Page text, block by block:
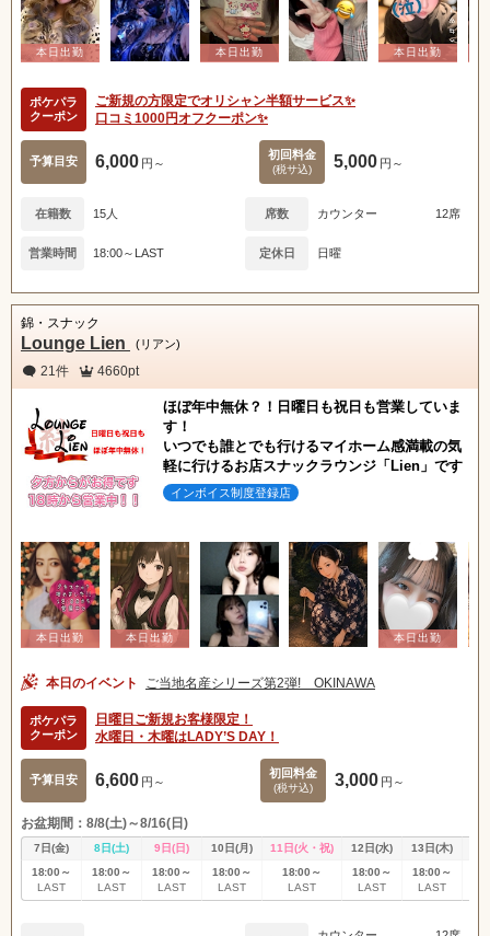
ポケパラ
クーポン
ご新規の方限定でオリシャン半額サービス✨
口コミ1000円オフクーポン✨
予算目安 6,000 円～
初回料金
(税サ込) 5,000 円～
在籍数 15人 席数 カウンター 12席
営業時間 18:00～LAST 定休日 日曜
錦・スナック
Lounge Lien (リアン)
21件 4660pt
ほぼ年中無休？！日曜日も祝日も営業していま
す！
いつでも誰とでも行けるマイホーム感満載の気
軽に行けるお店スナックラウンジ「Lien」です
インボイス制度登録店
本日のイベント ご当地名産シリーズ第2弾! OKINAWA
ポケパラ
クーポン
日曜日ご新規お客様限定！
水曜日・木曜はLADY’S DAY！
予算目安 6,600 円～
初回料金
(税サ込) 3,000 円～
お盆期間：8/8(土)～8/16(日)
7日(金) 8日(土) 9日(日) 10日(月) 11日(火・祝) 12日(水) 13日(木)
18:00～
LAST
18:00～
LAST
18:00～
LAST
18:00～
LAST
18:00～
LAST
18:00～
LAST
18:00～
LAST